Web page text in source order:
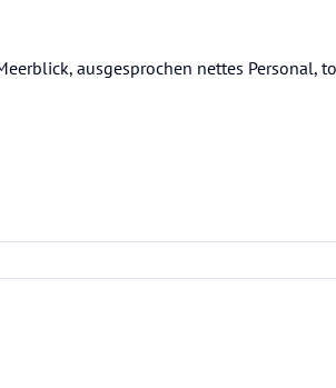
ausgesprochen nettes Personal,